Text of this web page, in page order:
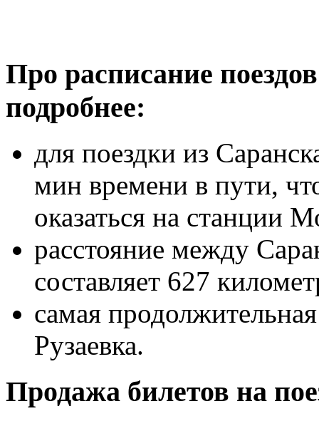
Про расписание
подробнее:
для поездки из
мин времени в пути,
оказаться на станции
расстояние между
составляет 627
самая
Рузаевка.
Продажа билетов на